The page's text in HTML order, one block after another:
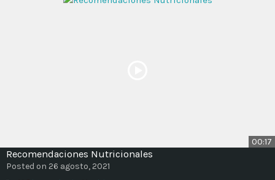
00:17
Recomendaciones Nutricionales
Posted on 26 agosto, 2021